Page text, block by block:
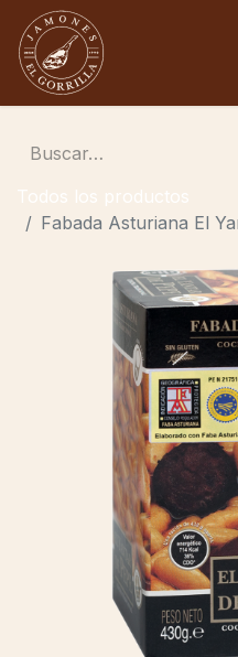
Todos los productos
Fabada Asturiana El